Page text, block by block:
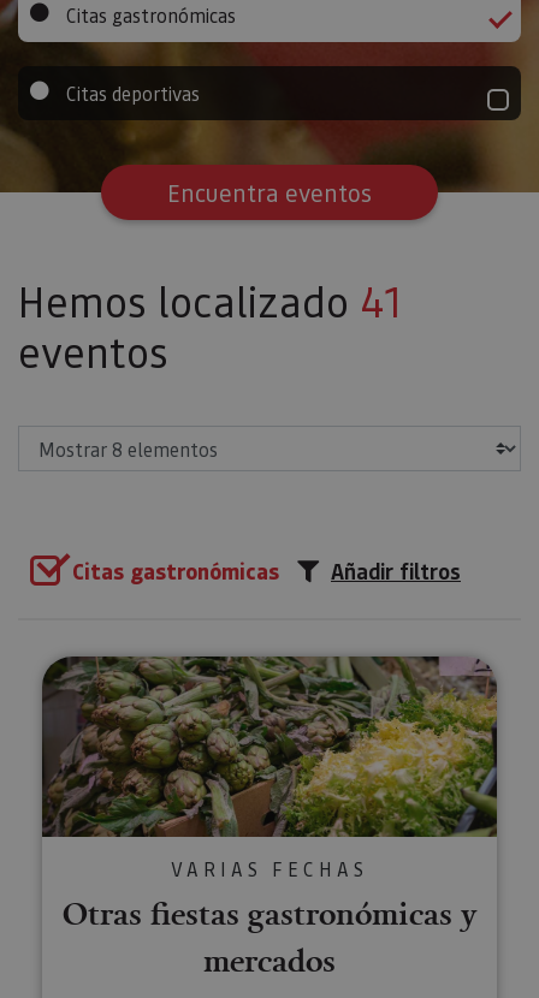
Citas gastronómicas
Citas deportivas
Encuentra eventos
Hemos localizado 41
eventos
Citas gastronómicas Añadir filtros
Otras fiestas gastronómicas y
VARIAS FECHAS
Otras fiestas gastronómicas y
mercados